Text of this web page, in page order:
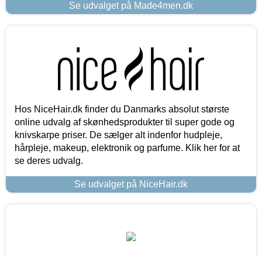
Se udvalget på Made4men.dk
Hos NiceHair.dk finder du Danmarks absolut største
online udvalg af skønhedsprodukter til super gode og
knivskarpe priser. De sælger alt indenfor hudpleje,
hårpleje, makeup, elektronik og parfume. Klik her for at
se deres udvalg.
Se udvalget på NiceHair.dk